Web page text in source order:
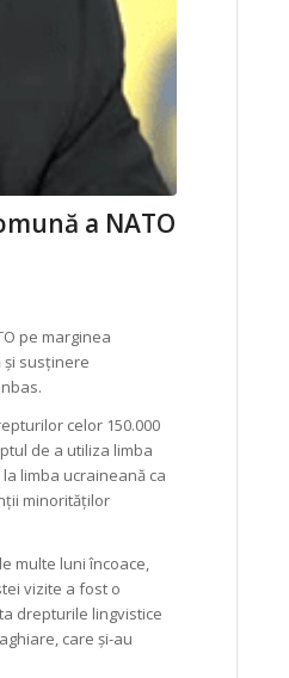
a NATO
pe marginea
și susținere
celor 150.000
de a utiliza limba
limba ucraineană ca
minorităților
multe luni încoace,
vizite a fost o
drepturile lingvistice
care și-au